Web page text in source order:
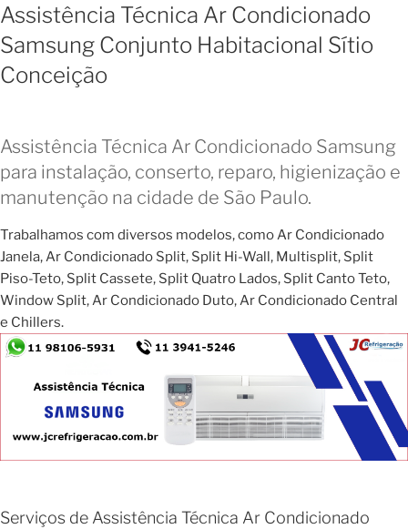
Assistência Técnica Ar Condicionado
Samsung Conjunto Habitacional Sítio
Conceição
Assistência Técnica Ar Condicionado Samsung
para instalação, conserto, reparo, higienização e
manutenção na cidade de São Paulo.
Trabalhamos com diversos modelos, como Ar Condicionado
Janela, Ar Condicionado Split, Split Hi-Wall, Multisplit, Split
Piso-Teto, Split Cassete, Split Quatro Lados, Split Canto Teto,
Window Split, Ar Condicionado Duto, Ar Condicionado Central
e Chillers.
Serviços de Assistência Técnica Ar Condicionado